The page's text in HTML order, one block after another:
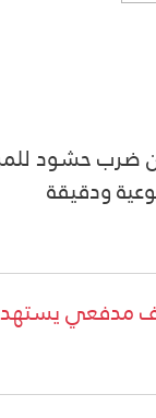
ضرب حشود
ودقيقة
مدفعي